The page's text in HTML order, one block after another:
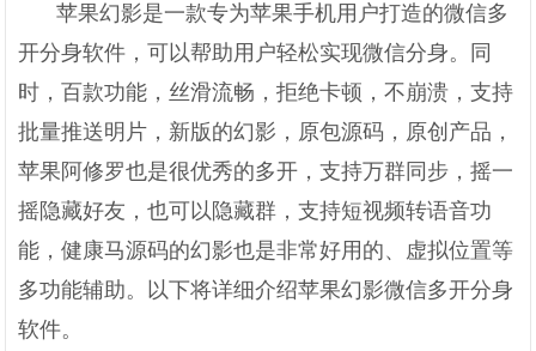
苹果幻影是一款专为苹果手机用户打造的微信多
开分身软件，可以帮助用户轻松实现微信分身。同
时，百款功能，丝滑流畅，拒绝卡顿，不崩溃，支持
批量推送明片，新版的幻影，原包源码，原创产品，
苹果阿修罗也是很优秀的多开，支持万群同步，摇一
摇隐藏好友，也可以隐藏群，支持短视频转语音功
能，健康马源码的幻影也是非常好用的、虚拟位置等
多功能辅助。以下将详细介绍苹果幻影微信多开分身
软件。